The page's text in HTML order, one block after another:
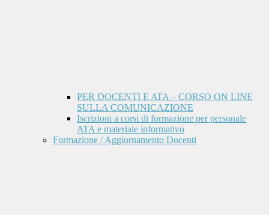
PER DOCENTI E ATA – CORSO ON LINE
SULLA COMUNICAZIONE
Iscrizioni a corsi di formazione per personale
ATA e materiale informativo
Formazione / Aggiornamento Docenti